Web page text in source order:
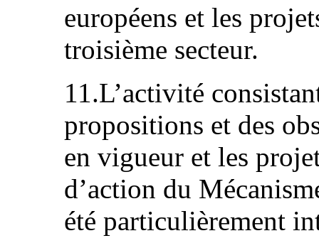
européens et les
troisième secteur.
11.L’activité
propositions et des
en vigueur et les
d’action du
été particulièrement